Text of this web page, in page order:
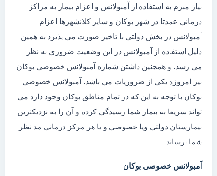
نیاز مبرم به استفاده از آمبولانس و اعزام بیمار به مراکز
درمانی عمدتا در شهر بوکان و سایر کلانشهرها اعزام
آمبولانس در بخش دولتی با تاخیر صورت می پذیرد به همین
دلیل استفاده از آمبولانس در این وضعیت ضروری به نظر
می رسد. و همچنین داشتن شماره آمبولانس خصوصی بوکان
نیز امروزه یکی از ضروریات می باشد. آمبولانس خصوصی
بوکان با توجه به این که در تمام مناطق بوکان وجود دارد می
تواند سریعا به بیمار شما رسیدگی کرده و آن را به نزدیکترین
بیمارستان دولتی ویا خصوصی و یا هر مرکز درمانی مد نظر
شما برساند.
آمبولانس خصوصی بوکان